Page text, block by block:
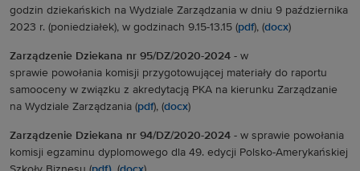
godzin dziekańskich na Wydziale Zarządzania w dniu 9 października
2023 r. (poniedziałek), w godzinach 9.15-13.15 (pdf), (docx)
Zarządzenie Dziekana nr 95/DZ/2020-2024 - w
sprawie powołania komisji przygotowującej materiały do raportu
samooceny w związku z akredytacją PKA na kierunku Zarządzanie
na Wydziale Zarządzania (pdf), (docx)
Zarządzenie Dziekana nr 94/DZ/2020-2024 - w sprawie powołania
komisji egzaminu dyplomowego dla 49. edycji Polsko-Amerykańskiej